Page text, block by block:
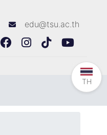
edu@tsu.ac.th
TH